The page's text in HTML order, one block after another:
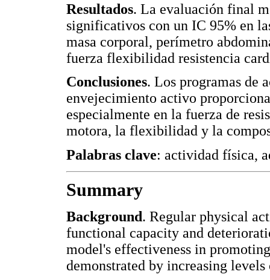
Resultados. La evaluación final
significativos con un IC 95% en
masa corporal, perímetro
fuerza flexibilidad resistencia
Conclusiones. Los programas de
envejecimiento activo
especialmente en la fuerza de
motora, la flexibilidad y la
Palabras clave: actividad física,
Summary
Background. Regular physical
functional capacity and
model's effectiveness in
demonstrated by increasing